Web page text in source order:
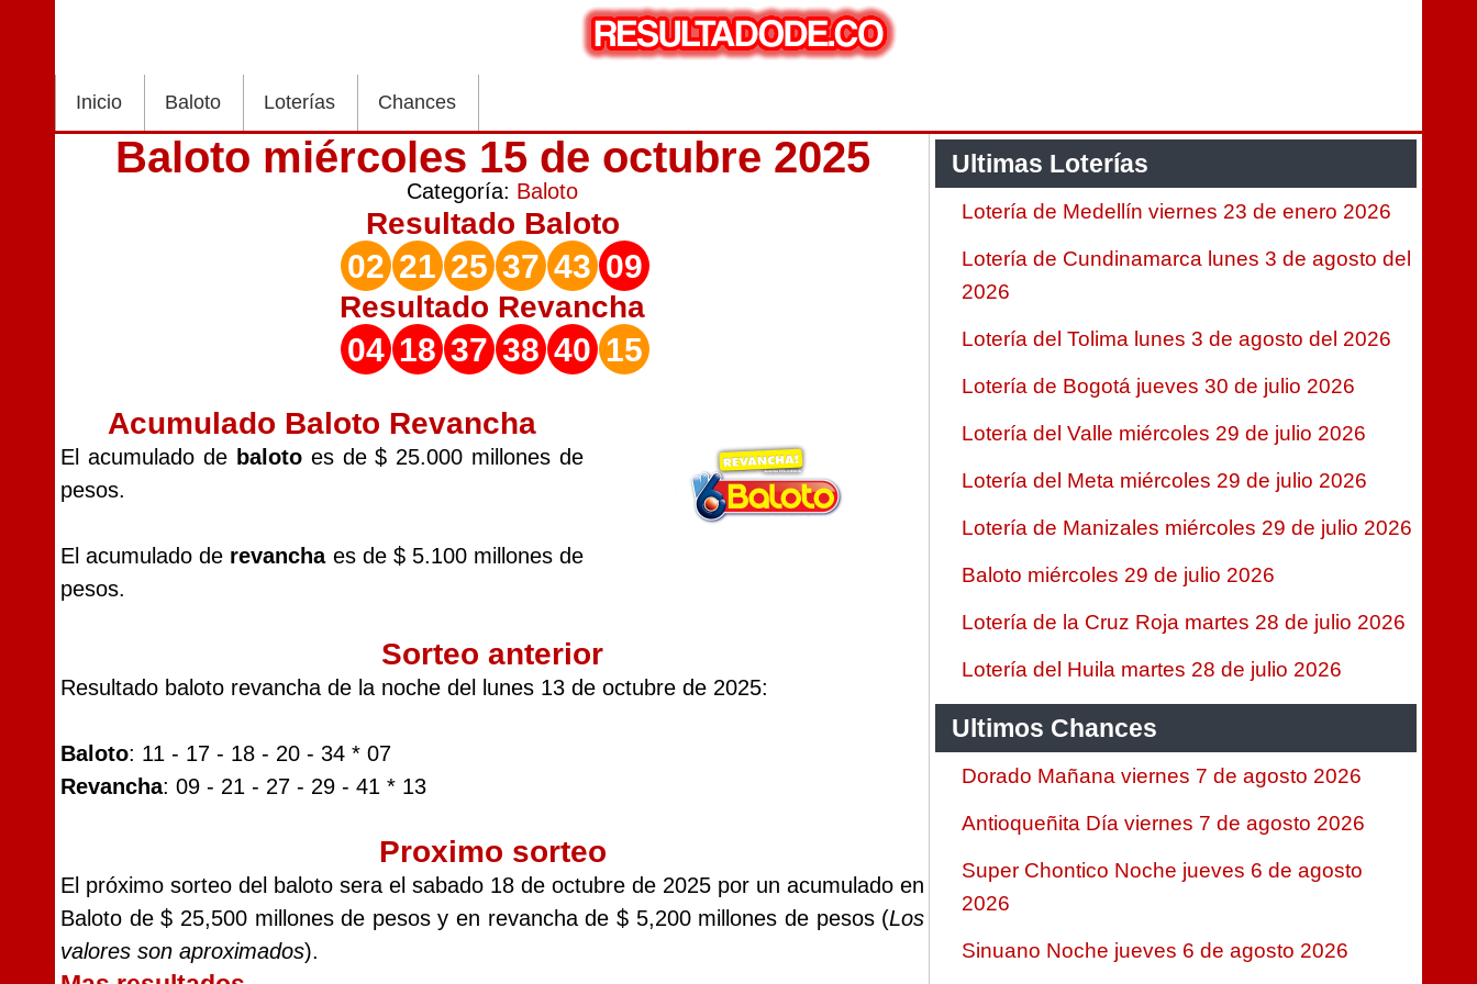
Inicio Baloto Loterías Chances
Baloto miércoles 15 de octubre 2025
Categoría: Baloto
Resultado Baloto
02 21 25 37 43 09
Resultado Revancha
04 18 37 38 40 15
Acumulado Baloto Revancha
El acumulado de balotoes de $ 25.000 millones de
pesos.
El acumulado de revanchaes de $ 5.100 millones de
pesos.
Sorteo anterior
Resultado baloto revancha de la noche del lunes 13 de octubre de 2025:
Baloto: 11 - 17 - 18 - 20 - 34 * 07
Revancha: 09 - 21 - 27 - 29 - 41 * 13
Proximo sorteo
El próximo sorteo del baloto sera el sabado 18 de octubre de 2025 por un acumulado en
Baloto de $ 25,500 millones de pesos y en revancha de $ 5,200 millones de pesos (Los
valores son aproximados).
Ultimas Loterías
Lotería de Medellín viernes 23 de enero 2026
Lotería de Cundinamarca lunes 3 de agosto del
2026
Lotería del Tolima lunes 3 de agosto del 2026
Lotería de Bogotá jueves 30 de julio 2026
Lotería del Valle miércoles 29 de julio 2026
Lotería del Meta miércoles 29 de julio 2026
Lotería de Manizales miércoles 29 de julio 2026
Baloto miércoles 29 de julio 2026
Lotería de la Cruz Roja martes 28 de julio 2026
Lotería del Huila martes 28 de julio 2026
Ultimos Chances
Dorado Mañana viernes 7 de agosto 2026
Antioqueñita Día viernes 7 de agosto 2026
Super Chontico Noche jueves 6 de agosto
2026
Sinuano Noche jueves 6 de agosto 2026